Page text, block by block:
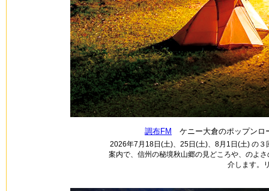
調布FM ケニー大倉のポップンロ
2026年7月18日(土)、25日(土)、8月1日(土) の
案内で、信州の秘境秋山郷の見どころや、のよ
介します。